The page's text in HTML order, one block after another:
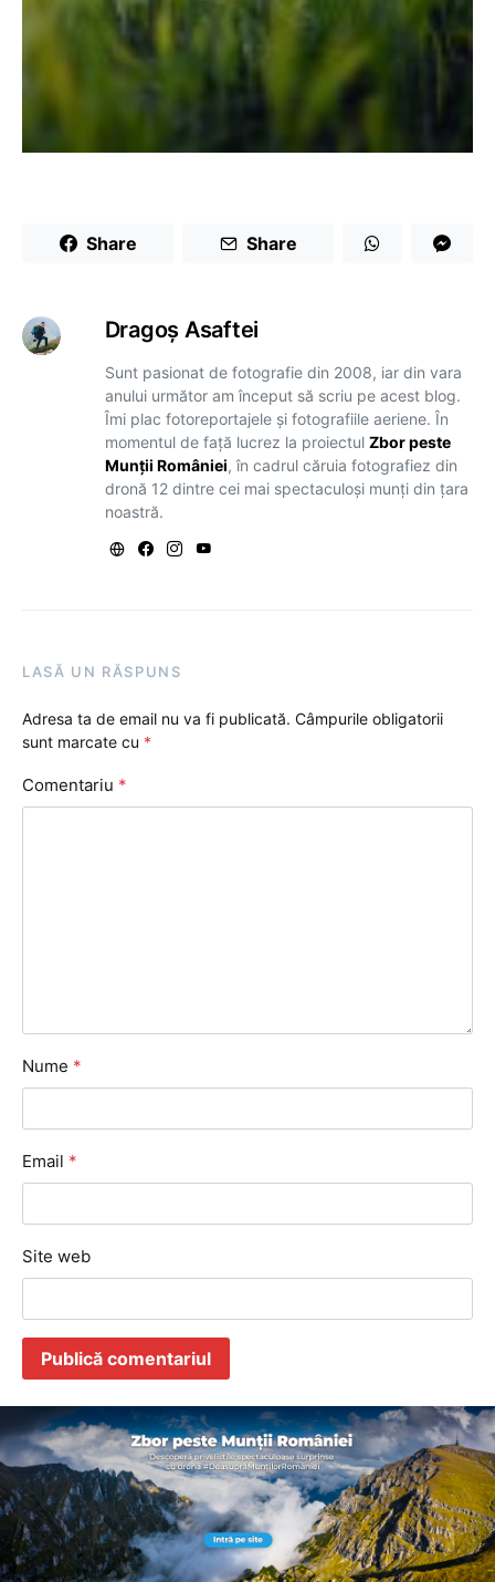
Share Share
Dragoş Asaftei
Sunt pasionat de fotografie din 2008, iar din vara
anului următor am început să scriu pe acest blog.
Îmi plac fotoreportajele și fotografiile aeriene. În
momentul de față lucrez la proiectul Zbor peste
Munții României, în cadrul căruia fotografiez din
dronă 12 dintre cei mai spectaculoși munți din țara
noastră.
LASĂ UN RĂSPUNS
Adresa ta de email nu va fi publicată. Câmpurile obligatorii
sunt marcate cu *
Comentariu *
Nume *
Email *
Site web